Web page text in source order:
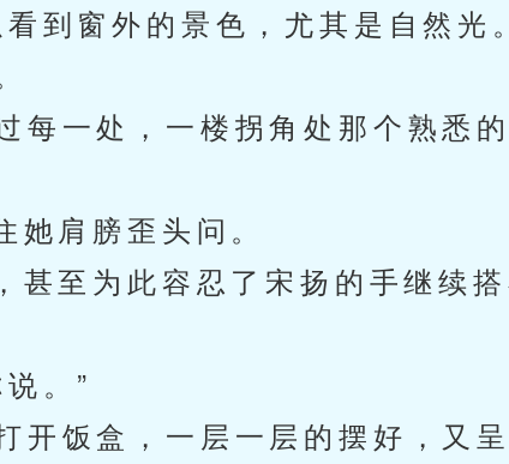
到窗外的景色，尤其是自然光
一处，一楼拐角处那个熟悉
肩膀歪头问。
至为此容忍了宋扬的手继续搭
。”
饭盒，一层一层的摆好，又